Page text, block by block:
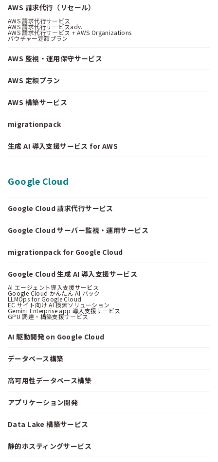
AWS 請求代行（リセール）
AWS 請求代行サービス
AWS 請求代行サービスadv.
AWS 請求代行サービス + AWS Organizations
バウチャー定額プラン
AWS 監視・運用保守サービス
AWS 定額プラン
AWS 構築サービス
migrationpack
生成 AI 導入支援サービス for AWS
Google Cloud
Google Cloud 請求代行サービス
Google Cloud サーバー監視・運用サービス
migrationpack for Google Cloud
Google Cloud 生成 AI 導入支援サービス
AI エージェント導入支援サービス
Google Cloud かんたん AI パック
LLMOps for Google Cloud
EC サイト向け AI 検索ソリューション
Gemini Enterprise app 導入支援サービス
GPU 調達・構築支援サービス
AI 駆動開発 on Google Cloud
データベース構築
高可用性データベース構築
アプリケーション開発
Data Lake 構築サービス
静的ホスティングサービス